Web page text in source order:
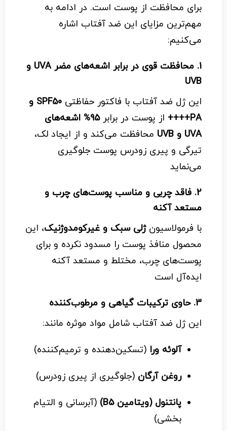
برای محافظت از پوست است. در ادامه به
مهم‌ترین مزایای این ضد آفتاب اشاره
می‌کنیم:
1.
محافظت قوی در برابر اشعه‌های مضر UVA و
UVB
این ژل ضد آفتاب با فاکتور حفاظتی
SPF50 و
PA++++
از پوست در برابر
95% اشعه‌های
UVA و UVB
محافظت می‌کند و از ایجاد لک،
تیرگی و پیری زودرس پوست جلوگیری
می‌نماید
2. فاقد چربی و مناسب پوست‌های چرب و
مستعد آکنه
با فرمولاسیونژلی سبک و غیرکومدوژنیک، این
محصول منافذ پوست را مسدود نکرده و برای
پوست‌های چرب، مختلط و مستعد آکنه
ایده‌آل است
3. حاوی ترکیبات گیاهی و مرطوب‌کننده
این ژل ضد آفتاب شامل مواد موثره مانند:
آلوئه ورا (تسکین‌دهنده و ترمیم‌کننده)
روغن آرگان (جلوگیری از پیری زودرس)
پانتنول (ویتامین B5)
(آبرسانی و التیام
بخشی)